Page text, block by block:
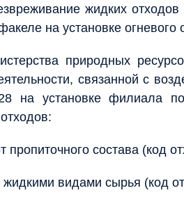
жидких
на установке огневого
природных
связанной с
на установке филиала
состава (код
видами сырья (код